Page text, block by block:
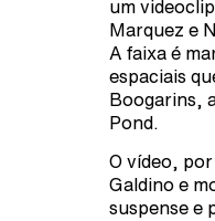
um
Marquez e
A faixa é
espaciais
Boogarins,
Pond.
O vídeo,
Galdino e
suspense e